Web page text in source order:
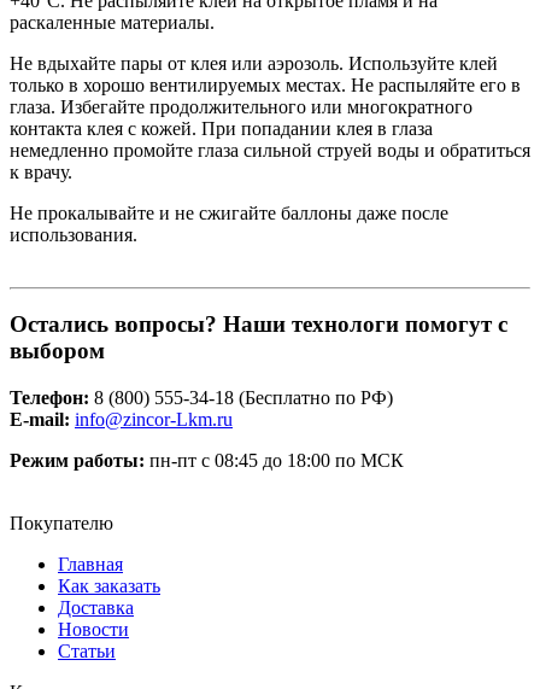
раскаленные материалы.
Не вдыхайте пары от клея или аэрозоль. Используйте клей
только в хорошо вентилируемых местах. Не распыляйте его в
глаза. Избегайте продолжительного или многократного
контакта клея с кожей. При попадании клея в глаза
немедленно промойте глаза сильной струей воды и обратиться
к врачу.
Не прокалывайте и не сжигайте баллоны даже после
использования.
Остались вопросы? Наши технологи помогут с
выбором
Телефон: 8 (800) 555-34-18 (Бесплатно по РФ)
Е-mail: info@zincor-Lkm.ru
Режим работы: пн-пт с 08:45 до 18:00 по МСК
Покупателю
Главная
Как заказать
Доставка
Новости
Статьи